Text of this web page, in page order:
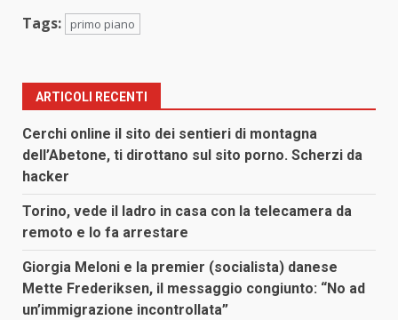
Tags: primo piano
ARTICOLI RECENTI
Cerchi online il sito dei sentieri di montagna
dell’Abetone, ti dirottano sul sito porno. Scherzi da
hacker
Torino, vede il ladro in casa con la telecamera da
remoto e lo fa arrestare
Giorgia Meloni e la premier (socialista) danese
Mette Frederiksen, il messaggio congiunto: “No ad
un’immigrazione incontrollata”